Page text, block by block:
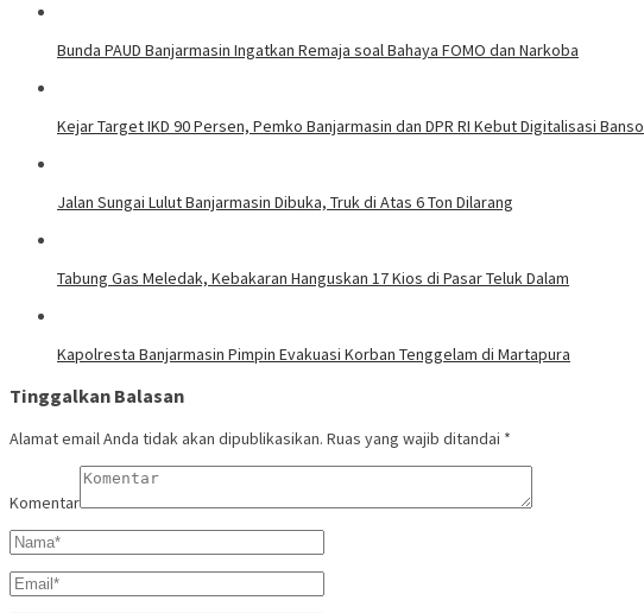
Bunda PAUD Banjarmasin Ingatkan Remaja soal Bahaya FOMO dan Narkoba
Kejar Target IKD 90 Persen, Pemko Banjarmasin dan DPR RI Kebut Digitalisasi
Jalan Sungai Lulut Banjarmasin Dibuka, Truk di Atas 6 Ton Dilarang
Tabung Gas Meledak, Kebakaran Hanguskan 17 Kios di Pasar Teluk Dalam
Kapolresta Banjarmasin Pimpin Evakuasi Korban Tenggelam di Martapura
Tinggalkan Balasan
Alamat email Anda tidak akan dipublikasikan. Ruas yang wajib ditandai *
Komentar